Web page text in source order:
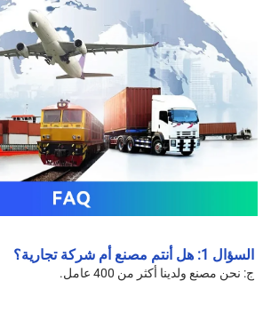
السؤال 1: هل أنتم مصنع أم شركة تجارية؟
ج: نحن مصنع ولدينا أكثر من 400 عامل.